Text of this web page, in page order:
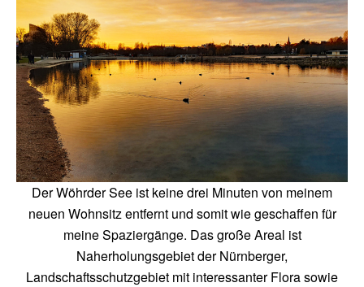
Der Wöhrder See ist keine drei Minuten von meinem
neuen Wohnsitz entfernt und somit wie geschaffen für
meine Spaziergänge. Das große Areal ist
Naherholungsgebiet der Nürnberger,
Landschaftsschutzgebiet mit interessanter Flora sowie